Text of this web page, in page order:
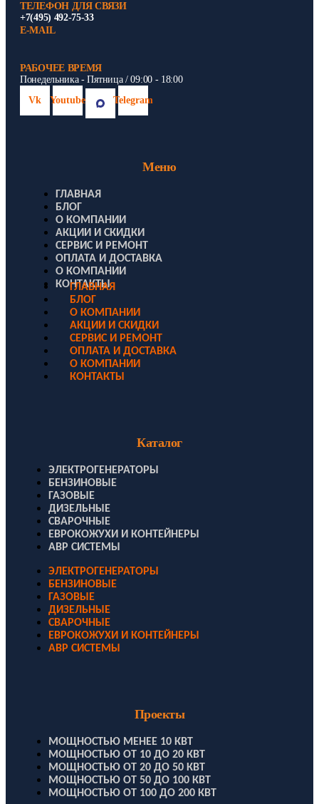
ТЕЛЕФОН ДЛЯ СВЯЗИ
+7(495) 492-75-33
E-MAIL
РАБОЧЕЕ ВРЕМЯ
Понедельника - Пятница / 09:00 - 18:00
Vk
Youtube Telegram
Меню
ГЛАВНАЯ
БЛОГ
О КОМПАНИИ
АКЦИИ И СКИДКИ
СЕРВИС И РЕМОНТ
ОПЛАТА И ДОСТАВКА
О КОМПАНИИ
КОНТАКТЫ
ГЛАВНАЯ
БЛОГ
О КОМПАНИИ
АКЦИИ И СКИДКИ
СЕРВИС И РЕМОНТ
ОПЛАТА И ДОСТАВКА
О КОМПАНИИ
КОНТАКТЫ
Каталог
ЭЛЕКТРОГЕНЕРАТОРЫ
БЕНЗИНОВЫЕ
ГАЗОВЫЕ
ДИЗЕЛЬНЫЕ
СВАРОЧНЫЕ
ЕВРОКОЖУХИ И КОНТЕЙНЕРЫ
АВР СИСТЕМЫ
ЭЛЕКТРОГЕНЕРАТОРЫ
БЕНЗИНОВЫЕ
ГАЗОВЫЕ
ДИЗЕЛЬНЫЕ
СВАРОЧНЫЕ
ЕВРОКОЖУХИ И КОНТЕЙНЕРЫ
АВР СИСТЕМЫ
Проекты
МОЩНОСТЬЮ МЕНЕЕ 10 КВТ
МОЩНОСТЬЮ ОТ 10 ДО 20 КВТ
МОЩНОСТЬЮ ОТ 20 ДО 50 КВТ
МОЩНОСТЬЮ ОТ 50 ДО 100 КВТ
МОЩНОСТЬЮ ОТ 100 ДО 200 КВТ